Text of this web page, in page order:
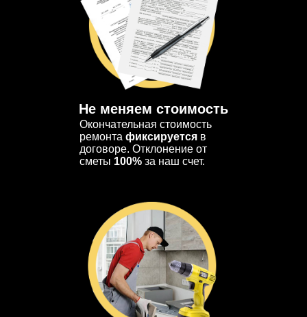
Не меняем стоимость
Окончательная стоимость
ремонта фиксируется в
договоре. Отклонение от
сметы 100% за наш счет.